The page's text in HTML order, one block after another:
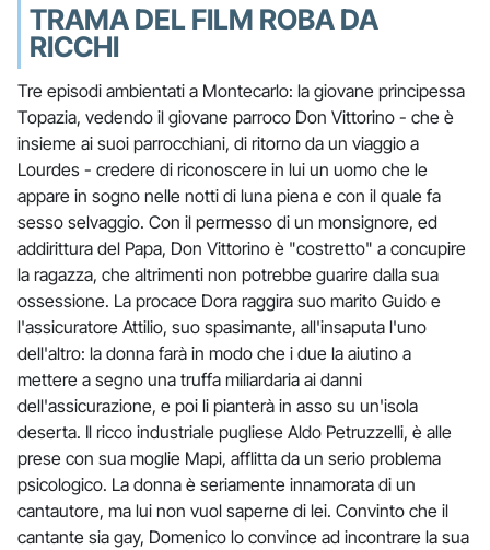
TRAMA DEL FILM ROBA DA
RICCHI
Tre episodi ambientati a Montecarlo: la giovane principessa
Topazia, vedendo il giovane parroco Don Vittorino - che è
insieme ai suoi parrocchiani, di ritorno da un viaggio a
Lourdes - credere di riconoscere in lui un uomo che le
appare in sogno nelle notti di luna piena e con il quale fa
sesso selvaggio. Con il permesso di un monsignore, ed
addirittura del Papa, Don Vittorino è "costretto" a concupire
la ragazza, che altrimenti non potrebbe guarire dalla sua
ossessione. La procace Dora raggira suo marito Guido e
l'assicuratore Attilio, suo spasimante, all'insaputa l'uno
dell'altro: la donna farà in modo che i due la aiutino a
mettere a segno una truffa miliardaria ai danni
dell'assicurazione, e poi li pianterà in asso su un'isola
deserta. Il ricco industriale pugliese Aldo Petruzzelli, è alle
prese con sua moglie Mapi, afflitta da un serio problema
psicologico. La donna è seriamente innamorata di un
cantautore, ma lui non vuol saperne di lei. Convinto che il
cantante sia gay, Domenico lo convince ad incontrare la sua